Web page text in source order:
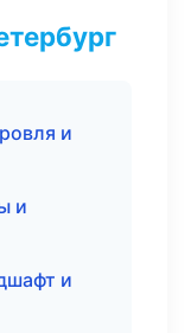
и
и
и